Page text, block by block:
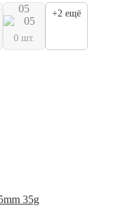
05
0 шт.
+2 ещё
35g